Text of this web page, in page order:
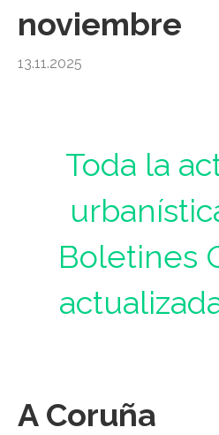
noviembre
13.11.2025
Toda la
Boletines
A Coruña